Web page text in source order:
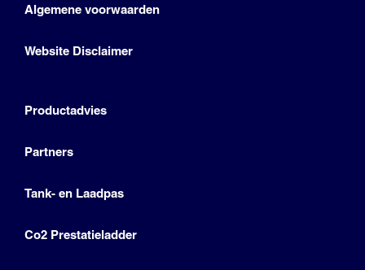
Algemene voorwaarden
Website Disclaimer
Productadvies
Partners
Tank- en Laadpas
Co2 Prestatieladder